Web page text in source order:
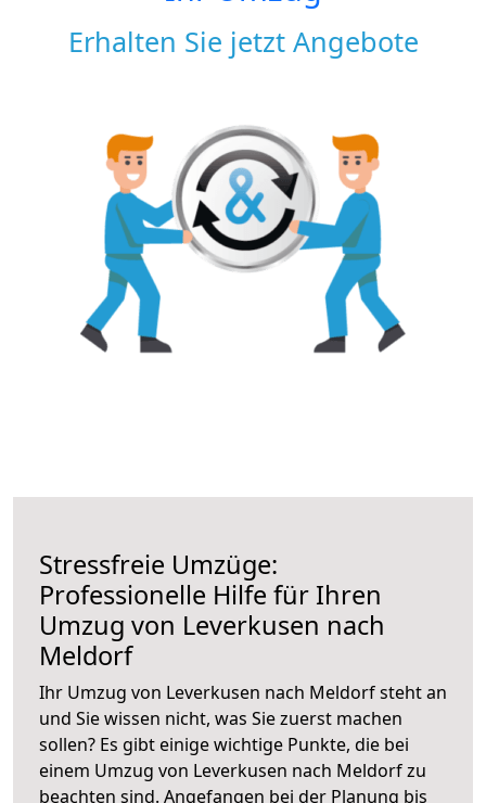
Erhalten Sie jetzt Angebote
Stressfreie Umzüge:
Professionelle Hilfe für Ihren
Umzug von Leverkusen nach
Meldorf
Ihr Umzug von Leverkusen nach Meldorf steht an
und Sie wissen nicht, was Sie zuerst machen
sollen? Es gibt einige wichtige Punkte, die bei
einem Umzug von Leverkusen nach Meldorf zu
beachten sind. Angefangen bei der Planung bis